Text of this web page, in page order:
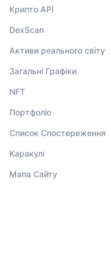
Крипто API
DexScan
Активи реального світу
Загальні Графіки
NFT
Портфоліо
Список Спостереження
Каракулі
Мапа Сайту